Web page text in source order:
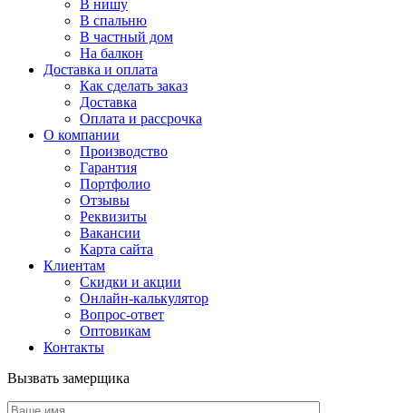
В нишу
В спальню
В частный дом
На балкон
Доставка и оплата
Как сделать заказ
Доставка
Оплата и рассрочка
О компании
Производство
Гарантия
Портфолио
Отзывы
Реквизиты
Вакансии
Карта сайта
Клиентам
Скидки и акции
Онлайн-калькулятор
Вопрос-ответ
Оптовикам
Контакты
Вызвать замерщика